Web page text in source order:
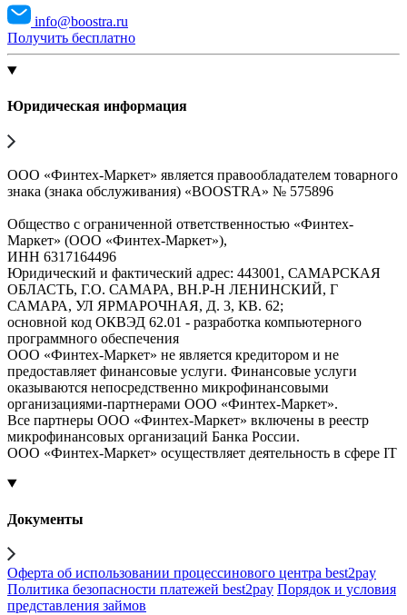
info@boostra.ru
Получить бесплатно
Юридическая информация
ООО «Финтех-Маркет» является правообладателем товарного
знака (знака обслуживания) «BOOSTRA» № 575896
Общество с ограниченной ответственностью «Финтех-
Маркет» (ООО «Финтех-Маркет»),
ИНН 6317164496
Юридический и фактический адрес: 443001, САМАРСКАЯ
ОБЛАСТЬ, Г.О. САМАРА, ВН.Р-Н ЛЕНИНСКИЙ, Г
САМАРА, УЛ ЯРМАРОЧНАЯ, Д. 3, КВ. 62;
основной код ОКВЭД 62.01 - разработка компьютерного
программного обеспечения
ООО «Финтех-Маркет» не является кредитором и не
предоставляет финансовые услуги. Финансовые услуги
оказываются непосредственно микрофинансовыми
организациями-партнерами ООО «Финтех-Маркет».
Все партнеры ООО «Финтех-Маркет» включены в реестр
микрофинансовых организаций Банка России.
ООО «Финтех-Маркет» осуществляет деятельность в сфере IT
Документы
Оферта об использовании процессинового центра best2pay
Политика безопасности платежей best2pay Порядок и условия
представления займов